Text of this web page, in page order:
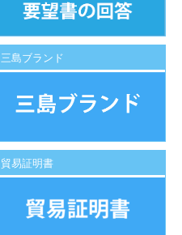
三島ブランド
貿易証明書